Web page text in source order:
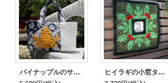
パイナップルのサマー・トートバッグ
ヒイラギの小窓タペストリー